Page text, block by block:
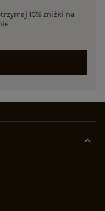
15% zniżki na